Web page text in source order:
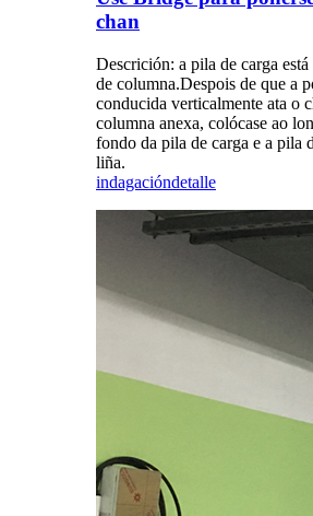
chan
Descrición: a pila de carga
de columna.Despois de que a
conducida verticalmente ata o
columna anexa, colócase ao
fondo da pila de carga e a pila
liña.
indagacióndetalle